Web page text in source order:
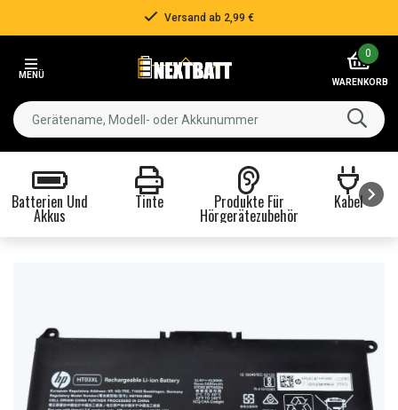
Versand ab 2,99 €
MENÜ
0
WARENKORB
Batterien Und
Akkus
Tinte Produkte Für
Hörgerätezubehör
Kabel